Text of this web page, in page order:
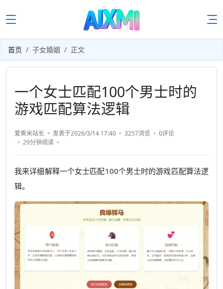
首页 子女婚姻 正文
一个女士匹配100个男士时的
游戏匹配算法逻辑
爱乘米站长 发表于2026/3/14 17:40 3257浏览
0评论
29分钟阅读
我来详细解释一个女士匹配100个男士时的游戏匹配算法逻
辑。